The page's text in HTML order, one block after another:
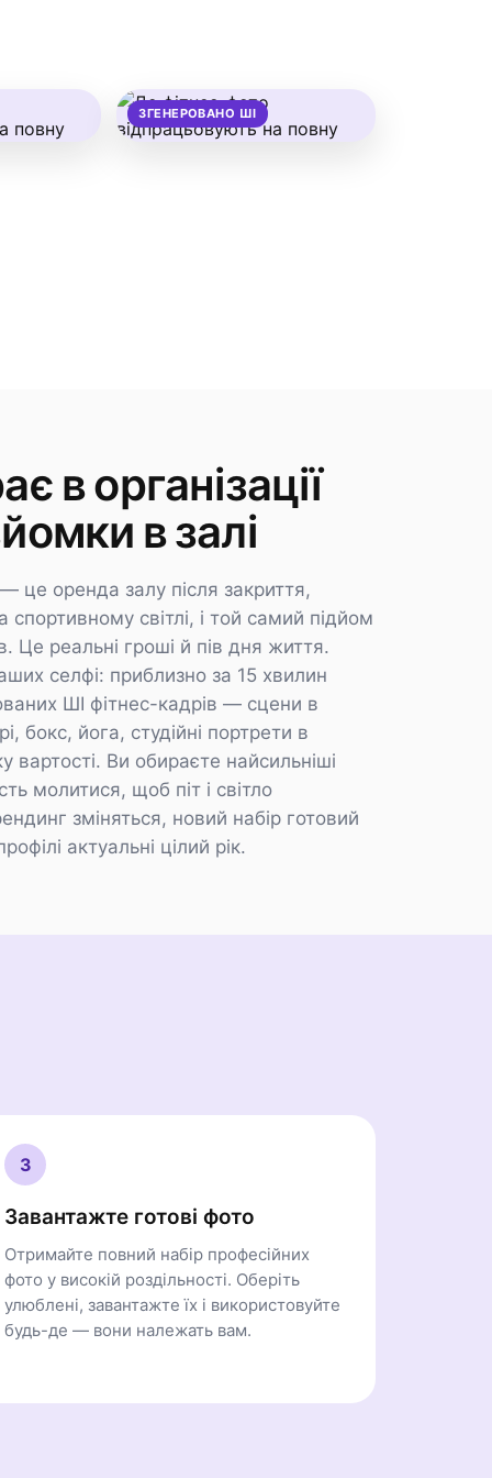
ЗГЕНЕРОВАНО ШІ
в організації
в залі
це оренда залу після закриття,
світлі, і той самий підйом
Це реальні гроші й пів дня життя.
селфі: приблизно за 15 хвилин
ШІ фітнес-кадрів — сцени в
бокс, йога, студійні портрети в
вартості. Ви обираєте найсильніші
молитися, щоб піт і світло
зміняться, новий набір готовий
актуальні цілий рік.
3
Завантажте готові фото
Отримайте повний набір професійних
фото у високій роздільності. Оберіть
улюблені, завантажте їх і використовуйте
будь-де — вони належать вам.